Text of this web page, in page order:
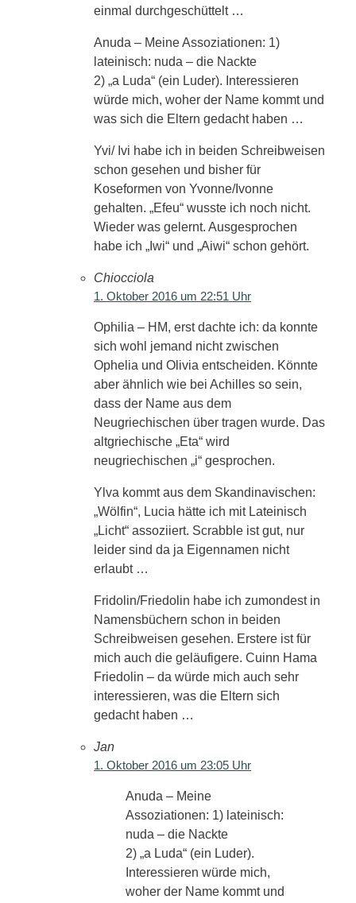
einmal durchgeschüttelt …
Anuda – Meine Assoziationen: 1)
lateinisch: nuda – die Nackte
2) „a Luda“ (ein Luder). Interessieren
würde mich, woher der Name kommt und
was sich die Eltern gedacht haben …
Yvi/ Ivi habe ich in beiden Schreibweisen
schon gesehen und bisher für
Koseformen von Yvonne/Ivonne
gehalten. „Efeu“ wusste ich noch nicht.
Wieder was gelernt. Ausgesprochen
habe ich „Iwi“ und „Aiwi“ schon gehört.
Chiocciola
1. Oktober 2016 um 22:51 Uhr
Ophilia – HM, erst dachte ich: da konnte
sich wohl jemand nicht zwischen
Ophelia und Olivia entscheiden. Könnte
aber ähnlich wie bei Achilles so sein,
dass der Name aus dem
Neugriechischen über tragen wurde. Das
altgriechische „Eta“ wird
neugriechischen „i“ gesprochen.
Ylva kommt aus dem Skandinavischen:
„Wölfin“, Lucia hätte ich mit Lateinisch
„Licht“ assoziiert. Scrabble ist gut, nur
leider sind da ja Eigennamen nicht
erlaubt …
Fridolin/Friedolin habe ich zumondest in
Namensbüchern schon in beiden
Schreibweisen gesehen. Erstere ist für
mich auch die geläufigere. Cuinn Hama
Friedolin – da würde mich auch sehr
interessieren, was die Eltern sich
gedacht haben …
Jan
1. Oktober 2016 um 23:05 Uhr
Anuda – Meine
Assoziationen: 1) lateinisch:
nuda – die Nackte
2) „a Luda“ (ein Luder).
Interessieren würde mich,
woher der Name kommt und